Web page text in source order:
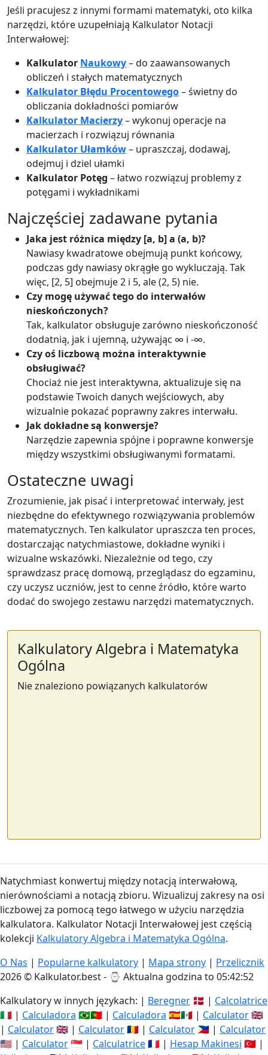
Jeśli pracujesz z innymi formami matematyki, oto kilka
narzędzi, które uzupełniają Kalkulator Notacji
Interwałowej:
Kalkulator Naukowy– do zaawansowanych
obliczeń i stałych matematycznych
Kalkulator Błędu Procentowego– świetny do
obliczania dokładności pomiarów
Kalkulator Macierzy– wykonuj operacje na
macierzach i rozwiązuj równania
Kalkulator Ułamków– upraszczaj, dodawaj,
odejmuj i dziel ułamki
Kalkulator Potęg – łatwo rozwiązuj problemy z
potęgami i wykładnikami
Najczęściej zadawane pytania
Jaka jest różnica między [a, b] a (a, b)?
Nawiasy kwadratowe obejmują punkt końcowy,
podczas gdy nawiasy okrągłe go wykluczają. Tak
więc, [2, 5] obejmuje 2 i 5, ale (2, 5) nie.
Czy mogę używać tego do interwałów
nieskończonych?
Tak, kalkulator obsługuje zarówno nieskończoność
dodatnią, jak i ujemną, używając ∞ i -∞.
Czy oś liczbową można interaktywnie
obsługiwać?
Chociaż nie jest interaktywna, aktualizuje się na
podstawie Twoich danych wejściowych, aby
wizualnie pokazać poprawny zakres interwału.
Jak dokładne są konwersje?
Narzędzie zapewnia spójne i poprawne konwersje
między wszystkimi obsługiwanymi formatami.
Ostateczne uwagi
Zrozumienie, jak pisać i interpretować interwały, jest
niezbędne do efektywnego rozwiązywania problemów
matematycznych. Ten kalkulator upraszcza ten proces,
dostarczając natychmiastowe, dokładne wyniki i
wizualne wskazówki. Niezależnie od tego, czy
sprawdzasz pracę domową, przeglądasz do egzaminu,
czy uczysz uczniów, jest to cenne źródło, które warto
dodać do swojego zestawu narzędzi matematycznych.
Kalkulatory Algebra i Matematyka
Ogólna
Nie znaleziono powiązanych kalkulatorów
Natychmiast konwertuj między notacją interwałową,
nierównościami a notacją zbioru. Wizualizuj zakresy na osi
liczbowej za pomocą tego łatwego w użyciu narzędzia
kalkulatora. Kalkulator Notacji Interwałowej jest częścią
kolekcji Kalkulatory Algebra i Matematyka Ogólna.
O Nas | Popularne kalkulatory | Mapa strony | Przelicznik
2026 © Kalkulator.best - ⌚ Aktualna godzina to 05:42:52
Kalkulatory w innych językach: | Beregner 🇩🇰 | Calcolatrice
🇮🇹 | Calculadora 🇧🇷🇵🇹 | Calculadora 🇪🇸🇲🇽 | Calculator🇬🇧
| Calculator🇬🇧 | Calculator🇷🇴 | Calculator 🇵🇭 | Calculator
🇺🇸 | Calculator🇸🇬 | Calculatrice🇫🇷 | Hesap Makinesi 🇹🇷 |